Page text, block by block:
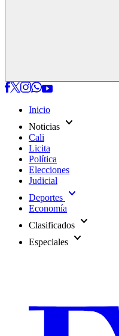
Inicio
Noticias expand_more
Cali
Licita
Política
Elecciones
Judicial
Deportes expand_more
Economía
Clasificados expand_more
Especiales expand_more